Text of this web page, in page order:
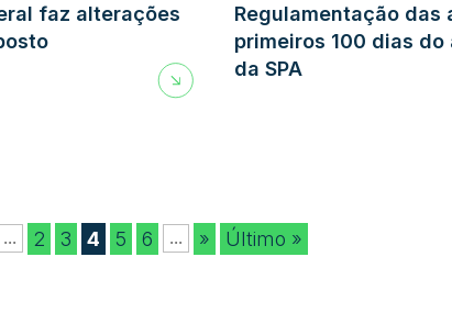
faz alterações
Regulamentação das
primeiros 100 dias do
da SPA
... 2 3 4 5 6 ... » Último »